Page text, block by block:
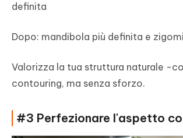
definita
Dopo: mandibola più definita e
Valorizza la tua struttura naturale -
contouring, ma senza sforzo.
#3 Perfezionare l'aspetto